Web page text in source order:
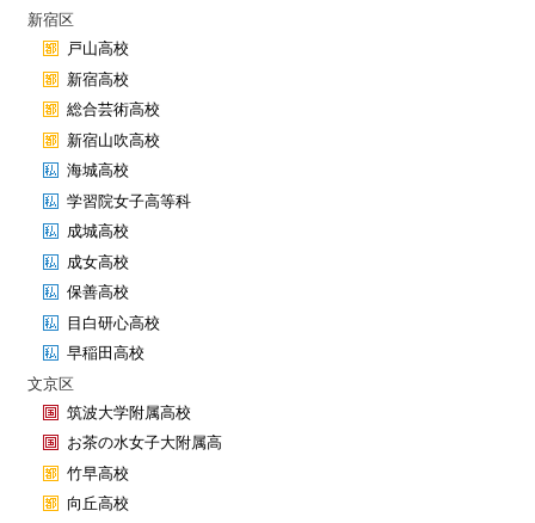
新宿区
戸山高校
新宿高校
総合芸術高校
新宿山吹高校
海城高校
学習院女子高等科
成城高校
成女高校
保善高校
目白研心高校
早稲田高校
文京区
筑波大学附属高校
お茶の水女子大附属高
竹早高校
向丘高校